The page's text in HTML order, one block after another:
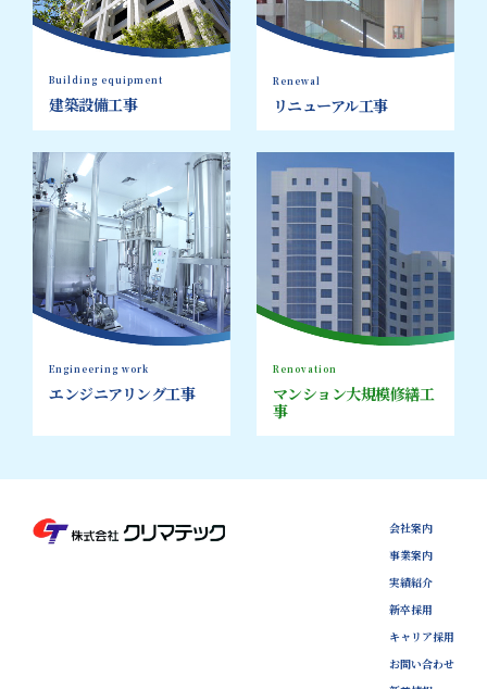
Building equipment
建築設備工事
Renewal
リニューアル工事
Engineering work
エンジニアリング工事
Renovation
マンション大規模修繕工
事
会社案内
事業案内
実績紹介
新卒採用
キャリア採用
お問い合わせ